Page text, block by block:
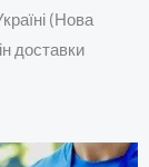
(Нова
доставки